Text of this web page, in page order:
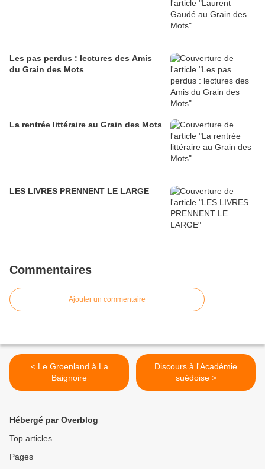
Les pas perdus : lectures des Amis
du Grain des Mots
La rentrée littéraire au Grain des Mots
LES LIVRES PRENNENT LE LARGE
Commentaires
Ajouter un commentaire
< Le Groenland à La
Baignoire
Discours à l'Académie
suédoise >
Hébergé par Overblog
Top articles
Pages